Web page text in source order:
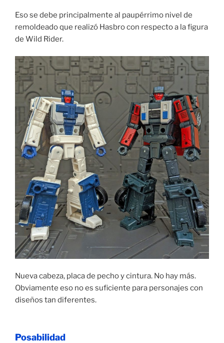
Eso se debe principalmente al paupérrimo nivel de
remoldeado que realizó Hasbro con respecto a la figura
de Wild Rider.
Nueva cabeza, placa de pecho y cintura. No hay más.
Obviamente eso no es suficiente para personajes con
diseños tan diferentes.
Posabilidad